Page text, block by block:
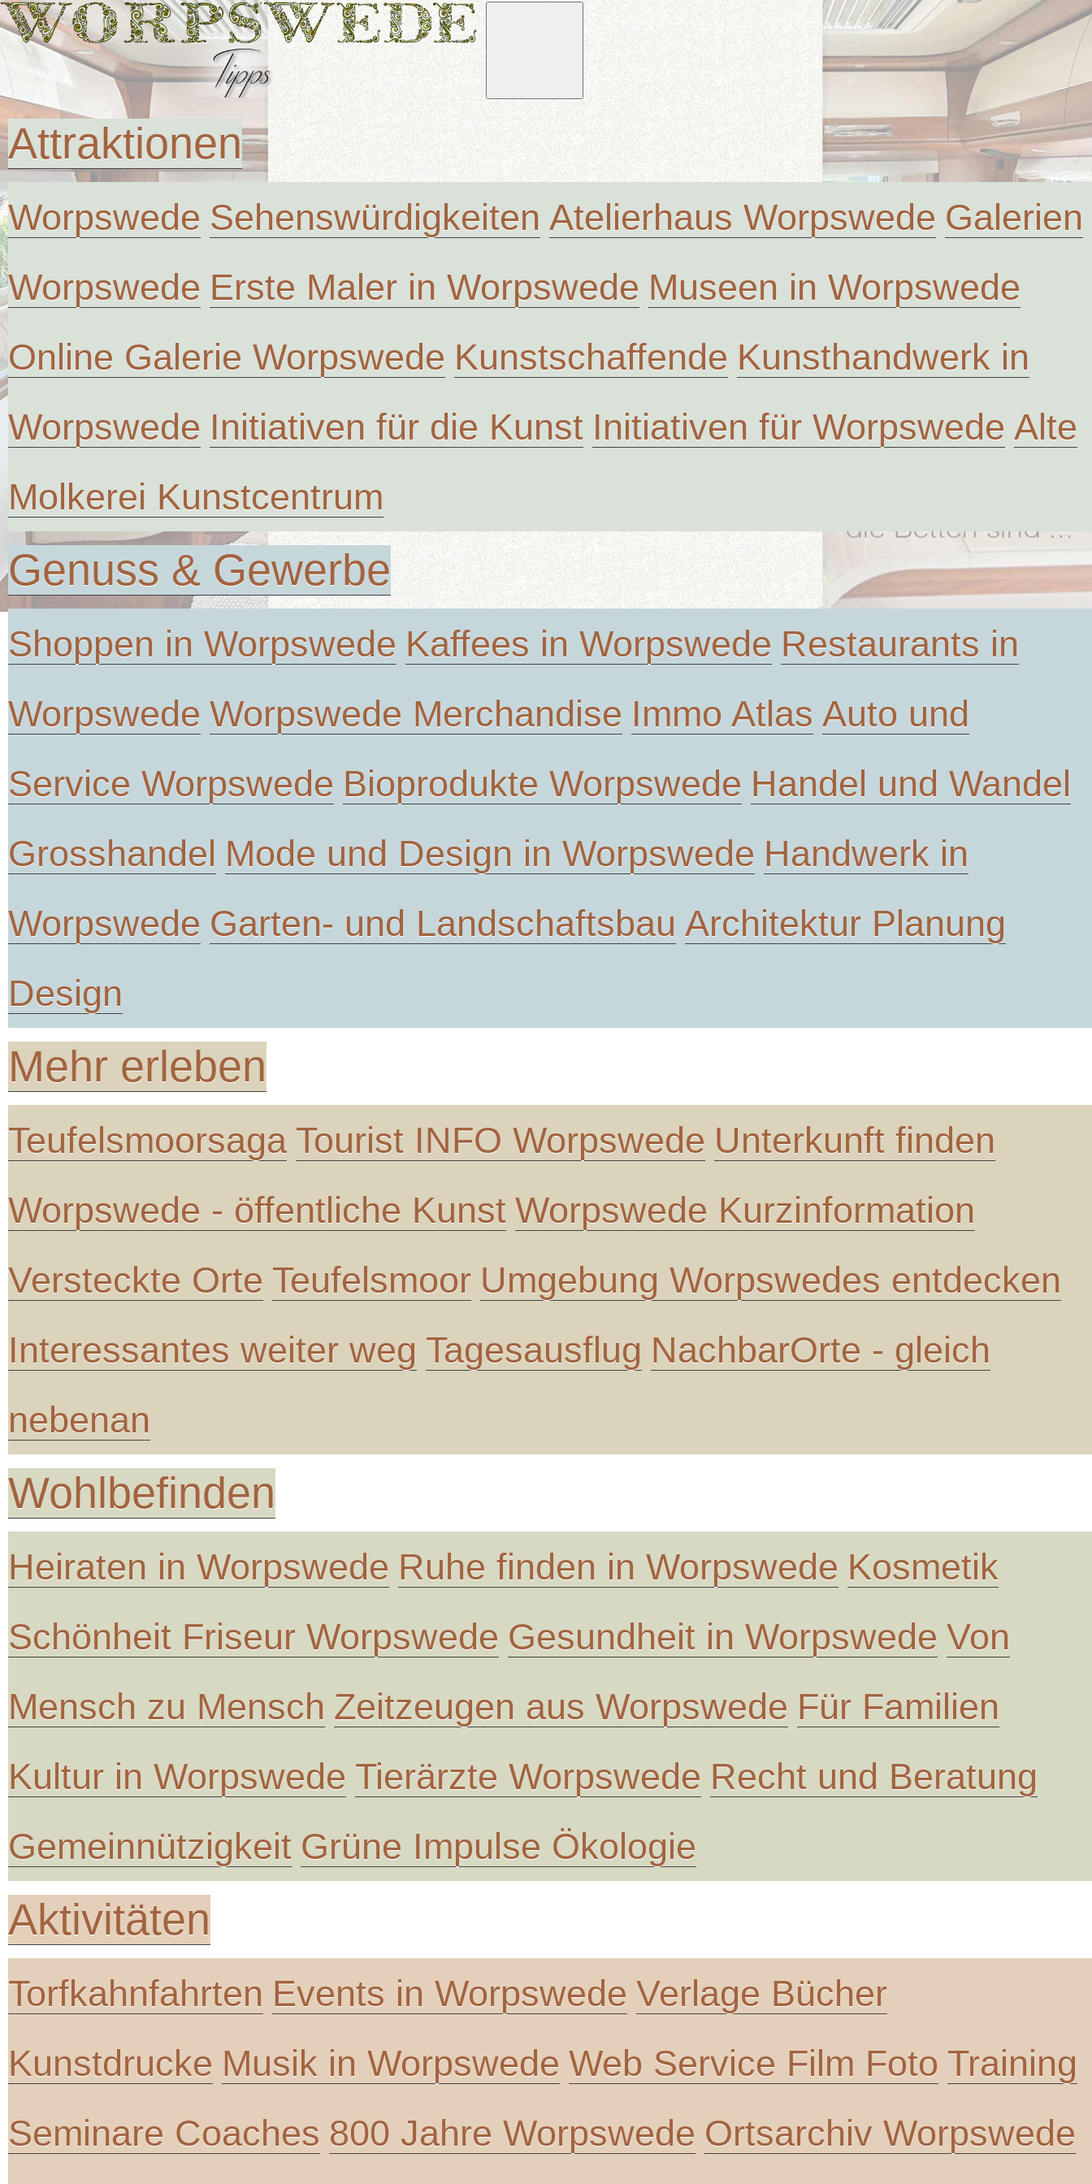
Attraktionen
Worpswede Sehenswürdigkeiten Atelierhaus Worpswede Galerien
Worpswede Erste Maler in Worpswede Museen in Worpswede
Online Galerie Worpswede Kunstschaffende Kunsthandwerk in
Worpswede Initiativen für die Kunst Initiativen für Worpswede Alte
Molkerei Kunstcentrum
Genuss & Gewerbe
Shoppen in Worpswede Kaffees in Worpswede Restaurants in
Worpswede Worpswede Merchandise Immo Atlas Auto und
Service Worpswede Bioprodukte Worpswede Handel und Wandel
Grosshandel Mode und Design in Worpswede Handwerk in
Worpswede Garten- und Landschaftsbau Architektur Planung
Design
Mehr erleben
Teufelsmoorsaga Tourist INFO Worpswede Unterkunft finden
Worpswede - öffentliche Kunst Worpswede Kurzinformation
Versteckte Orte Teufelsmoor Umgebung Worpswedes entdecken
Interessantes weiter weg Tagesausflug NachbarOrte - gleich
nebenan
Wohlbefinden
Heiraten in Worpswede Ruhe finden in Worpswede Kosmetik
Schönheit Friseur Worpswede Gesundheit in Worpswede Von
Mensch zu Mensch Zeitzeugen aus Worpswede Für Familien
Kultur in Worpswede Tierärzte Worpswede Recht und Beratung
Gemeinnützigkeit Grüne Impulse Ökologie
Aktivitäten
Torfkahnfahrten Events in Worpswede Verlage Bücher
Kunstdrucke Musik in Worpswede Web Service Film Foto Training
Seminare Coaches 800 Jahre Worpswede Ortsarchiv Worpswede